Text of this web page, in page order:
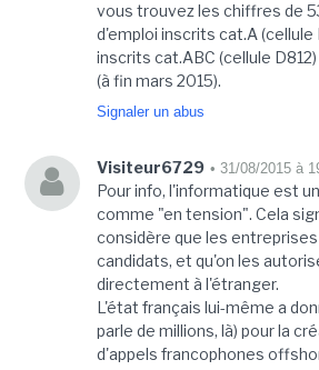
vous trouvez les chiffres de
d'emploi inscrits cat.A (cellule
inscrits cat.ABC (cellule
(à fin mars 2015).
Signaler un abus
Visiteur6729 • 31/08/2015 à
Pour info, l'informatique est
comme "en tension". Cela
considère que les
candidats, et qu'on les
directement à l'étranger.
L'état français lui-même a
parle de millions, là) pour la
d'appels francophones